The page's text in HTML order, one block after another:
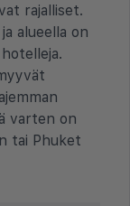
rajalliset.
alueella on
varten on
tai Phuket